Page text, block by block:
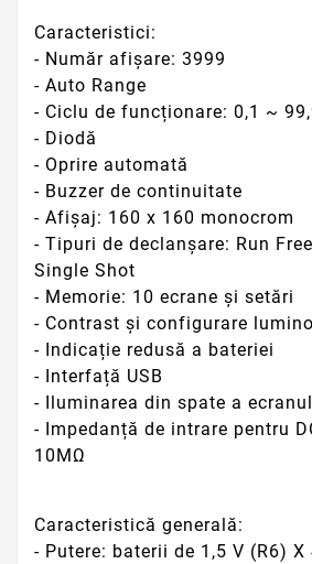
Caracteristici:
- Număr afișare: 3999
- Auto Range
- Ciclu de funcționare: 0,1 ~
- Diodă
- Oprire automată
- Buzzer de continuitate
- Afișaj: 160 x 160 monocrom
- Tipuri de declanșare: Run
Single Shot
- Memorie: 10 ecrane și setări
- Contrast și configurare
- Indicație redusă a bateriei
- Interfață USB
- Iluminarea din spate a
- Impedanță de intrare pentru
10MΩ
Caracteristică generală:
- Putere: baterii de 1,5 V (R6) X